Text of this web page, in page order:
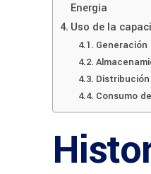
Energia
Uso de la
Consumo